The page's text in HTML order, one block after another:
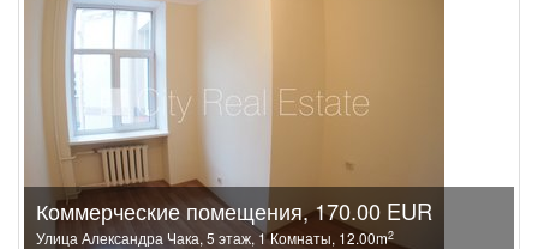
Коммерческие помещения, 170.00 EUR
Улица Александра Чака, 5 этаж, 1 Комнаты, 12.00m2